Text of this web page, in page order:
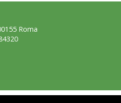
piedi, si possono fare le
Roma